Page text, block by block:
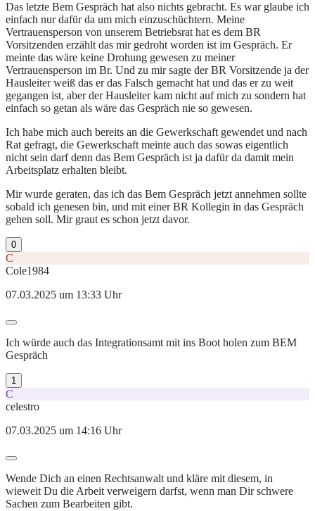
Das letzte Bem Gespräch hat also nichts gebracht. Es war glaube ich
einfach nur dafür da um mich einzuschüchtern. Meine
Vertrauensperson von unserem Betriebsrat hat es dem BR
Vorsitzenden erzählt das mir gedroht worden ist im Gespräch. Er
meinte das wäre keine Drohung gewesen zu meiner
Vertrauensperson im Br. Und zu mir sagte der BR Vorsitzende ja der
Hausleiter weiß das er das Falsch gemacht hat und das er zu weit
gegangen ist, aber der Hausleiter kam nicht auf mich zu sondern hat
einfach so getan als wäre das Gespräch nie so gewesen.
Ich habe mich auch bereits an die Gewerkschaft gewendet und nach
Rat gefragt, die Gewerkschaft meinte auch das sowas eigentlich
nicht sein darf denn das Bem Gespräch ist ja dafür da damit mein
Arbeitsplatz erhalten bleibt.
Mir wurde geraten, das ich das Bem Gespräch jetzt annehmen sollte
sobald ich genesen bin, und mit einer BR Kollegin in das Gespräch
gehen soll. Mir graut es schon jetzt davor.
0
C
Cole1984
07.03.2025 um 13:33 Uhr
Ich würde auch das Integrationsamt mit ins Boot holen zum BEM
Gespräch
1
C
celestro
07.03.2025 um 14:16 Uhr
Wende Dich an einen Rechtsanwalt und kläre mit diesem, in
wieweit Du die Arbeit verweigern darfst, wenn man Dir schwere
Sachen zum Bearbeiten gibt.